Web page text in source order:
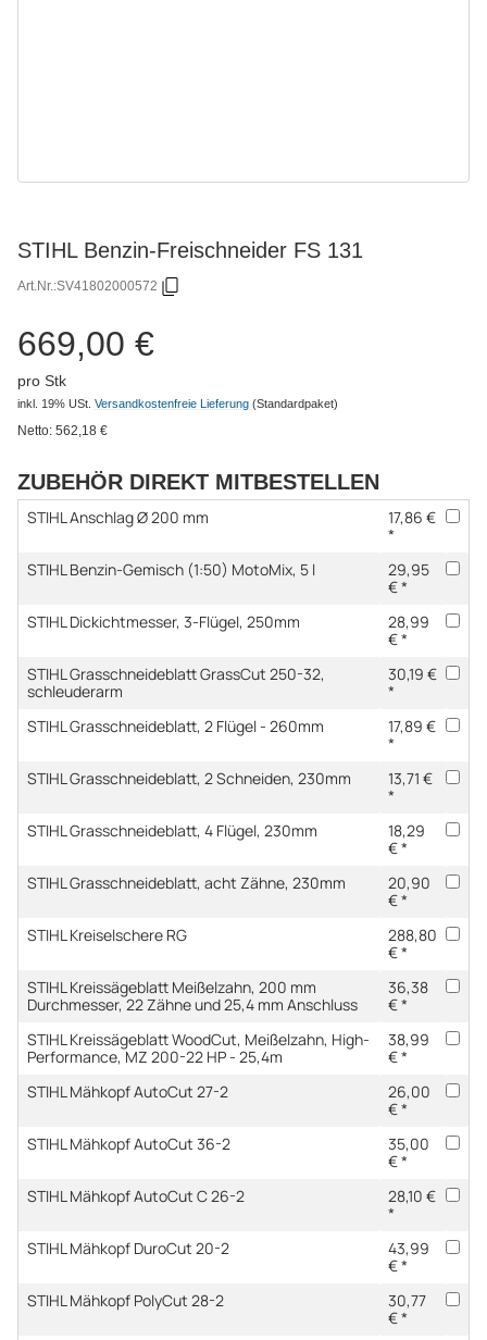
STIHL Benzin-Freischneider FS 131
Art.Nr.:SV41802000572
669,00 €
pro Stk
inkl. 19% USt. Versandkostenfreie Lieferung (Standardpaket)
Netto: 562,18 €
ZUBEHÖR DIREKT MITBESTELLEN
STIHL Anschlag Ø 200 mm
17,86 €
*
STIHL Benzin-Gemisch (1:50) MotoMix, 5 l
29,95
€ *
STIHL Dickichtmesser, 3-Flügel, 250mm
28,99
€ *
STIHL Grasschneideblatt GrassCut 250-32,
schleuderarm
30,19 €
*
STIHL Grasschneideblatt, 2 Flügel - 260mm
17,89 €
*
STIHL Grasschneideblatt, 2 Schneiden, 230mm
13,71 €
*
STIHL Grasschneideblatt, 4 Flügel, 230mm
18,29
€ *
STIHL Grasschneideblatt, acht Zähne, 230mm
20,90
€ *
STIHL Kreiselschere RG
288,80
€ *
STIHL Kreissägeblatt Meißelzahn, 200 mm
Durchmesser, 22 Zähne und 25,4 mm Anschluss
36,38
€ *
STIHL Kreissägeblatt WoodCut, Meißelzahn, High-
Performance, MZ 200-22 HP - 25,4m
38,99
€ *
STIHL Mähkopf AutoCut 27-2
26,00
€ *
STIHL Mähkopf AutoCut 36-2
35,00
€ *
STIHL Mähkopf AutoCut C 26-2
28,10 €
*
STIHL Mähkopf DuroCut 20-2
43,99
€ *
STIHL Mähkopf PolyCut 28-2
30,77
€ *